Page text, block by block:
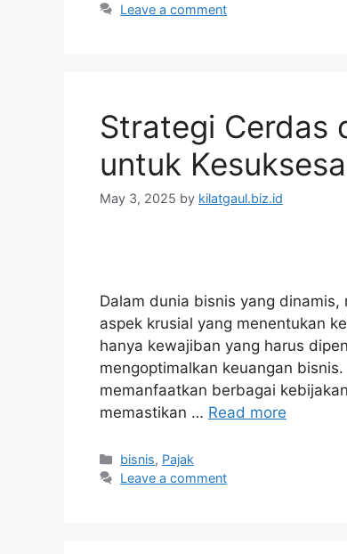
Leave a comment
Strategi Cerdas
untuk
May 3, 2025 by kilatgaul.biz.id
Dalam dunia bisnis yang
aspek krusial yang menentukan
hanya kewajiban yang harus
mengoptimalkan keuangan
memanfaatkan berbagai
memastikan … Read more
Categories
bisnis, Pajak
Leave a comment